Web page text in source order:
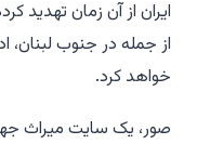
ایران از آن زمان تهدید
از جمله در جنوب لبنان،
خواهد کرد.
صور، یک سایت میراث